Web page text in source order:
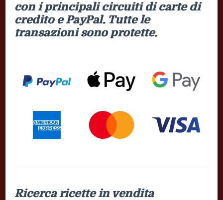
con i principali circuiti di carte di
credito e PayPal. Tutte le
transazioni sono protette.
Ricerca ricette in vendita